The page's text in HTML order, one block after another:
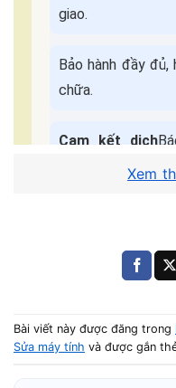
giao.
Bảo hành đầy
chữa.
Cam kết dịch
📌 Điền form, kỹ
Xem
Bài viết này được đăng trong
Sửa máy tính và được gắn